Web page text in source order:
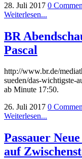
28. Juli 2017 0
Weiterlesen...
BR
Pascal
http://www.br.de/
sueden/das-wichtigste-
ab Minute 17:50.
26. Juli 2017 0
Weiterlesen...
Passauer
auf